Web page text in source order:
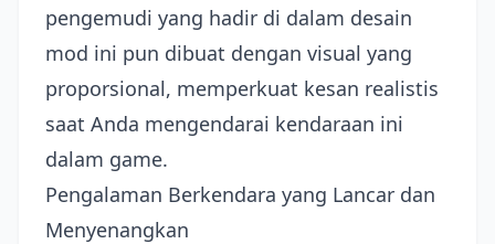
pengemudi yang hadir di dalam desain
mod ini pun dibuat dengan visual yang
proporsional, memperkuat kesan realistis
saat Anda mengendarai kendaraan ini
dalam game.
Pengalaman Berkendara yang Lancar dan
Menyenangkan